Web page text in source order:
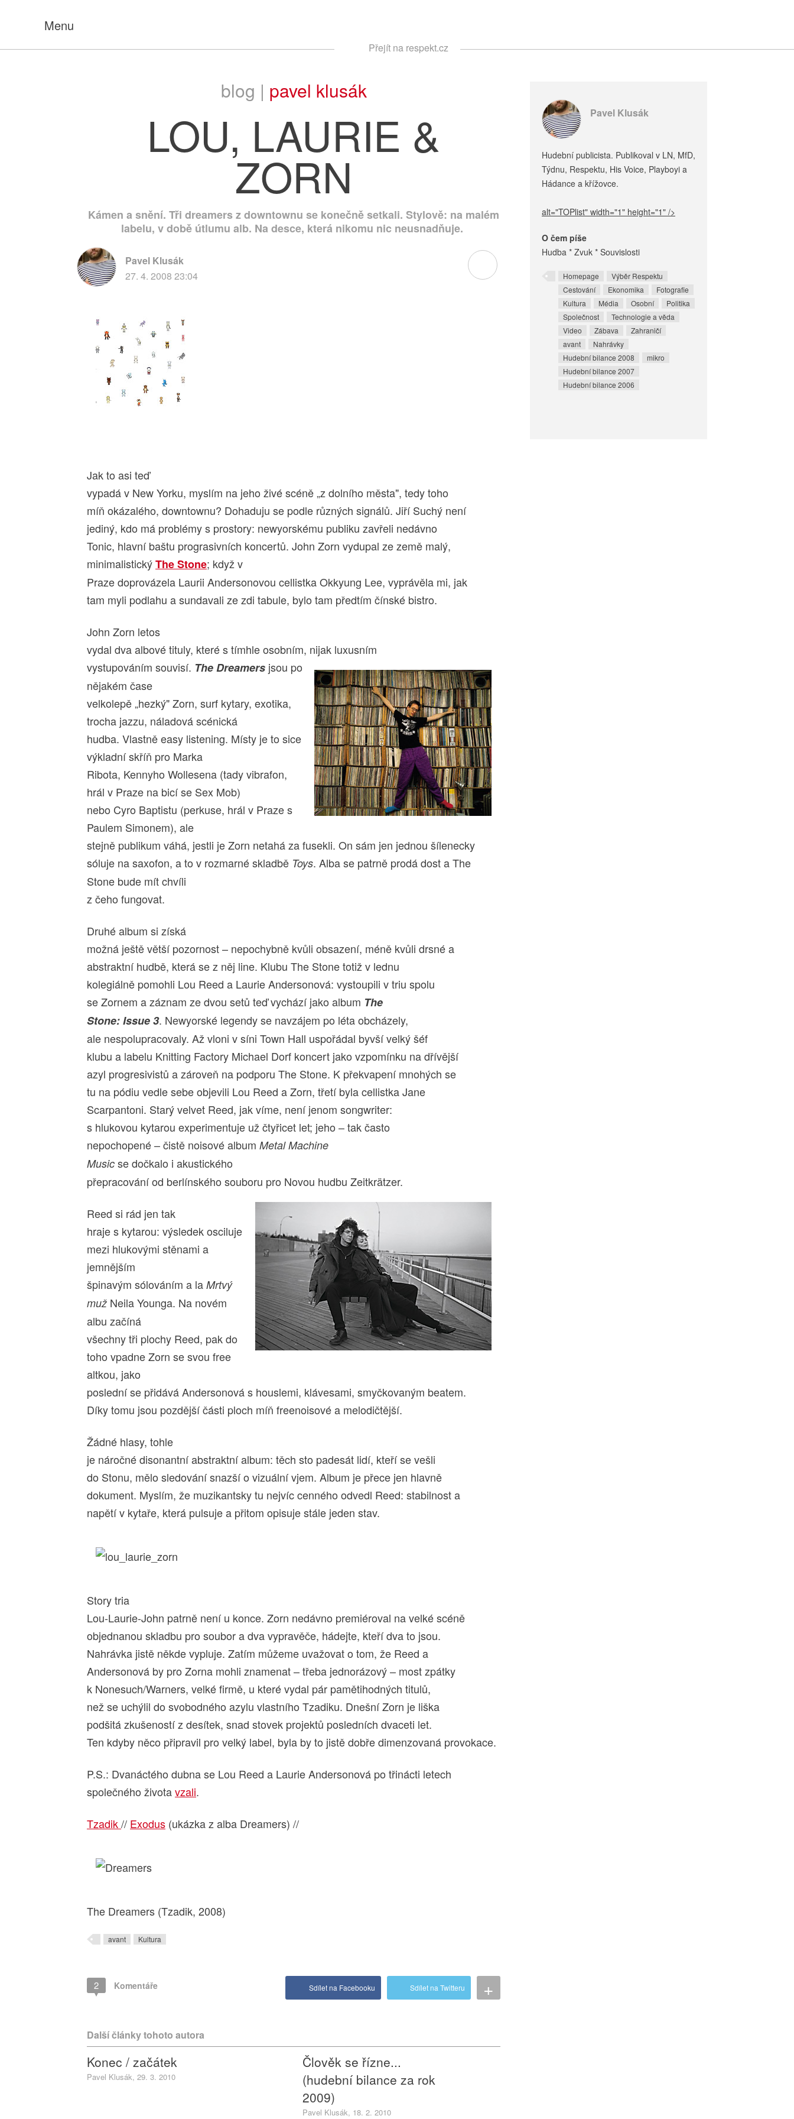
Menu
Přejít na respekt.cz
blog | pavel klusák
LOU, LAURIE &
ZORN
Kámen a snění. Tři dreamers z downtownu se konečně setkali. Stylově: na malém
labelu, v době útlumu alb. Na desce, která nikomu nic neusnadňuje.
Pavel Klusák
27. 4. 2008 23:04
Jak to asi teď
vypadá v New Yorku, myslím na jeho živé scéně „z dolního města", tedy toho
míň okázalého, downtownu? Dohaduju se podle různých signálů. Jiří Suchý není
jediný, kdo má problémy s prostory: newyorskému publiku zavřeli nedávno
Tonic, hlavní baštu prograsivních koncertů. John Zorn vydupal ze země malý,
minimalistickýThe Stone; když v
Praze doprovázela Laurii Andersonovou cellistka Okkyung Lee, vyprávěla mi, jak
tam myli podlahu a sundavali ze zdi tabule, bylo tam předtím čínské bistro.
John Zorn letos
vydal dva albové tituly, které s tímhle osobním, nijak luxusním
vystupováním souvisí. The Dreamers jsou po
nějakém čase
velkolepě „hezký" Zorn, surf kytary, exotika,
trocha jazzu, náladová scénická
hudba. Vlastně easy listening. Místy je to sice
výkladní skříň pro Marka
Ribota, Kennyho Wollesena (tady vibrafon,
hrál v Praze na bicí se Sex Mob)
nebo Cyro Baptistu (perkuse, hrál v Praze s
Paulem Simonem), ale
stejně publikum váhá, jestli je Zorn netahá za fusekli. On sám jen jednou šílenecky
sóluje na saxofon, a to v rozmarné skladbě Toys. Alba se patrně prodá dost a The
Stone bude mít chvíli
z čeho fungovat.
Druhé album si získá
možná ještě větší pozornost – nepochybně kvůli obsazení, méně kvůli drsné a
abstraktní hudbě, která se z něj line. Klubu The Stone totiž v lednu
kolegiálně pomohli Lou Reed a Laurie Andersonová: vystoupili v triu spolu
se Zornem a záznam ze dvou setů teď vychází jako album The
Stone: Issue 3. Newyorské legendy se navzájem po léta obcházely,
ale nespolupracovaly. Až vloni v síni Town Hall uspořádal byvší velký šéf
klubu a labelu Knitting Factory Michael Dorf koncert jako vzpomínku na dřívější
azyl progresivistů a zároveň na podporu The Stone. K překvapení mnohých se
tu na pódiu vedle sebe objevili Lou Reed a Zorn, třetí byla cellistka Jane
Scarpantoni. Starý velvet Reed, jak víme, není jenom songwriter:
s hlukovou kytarou experimentuje už čtyřicet let; jeho – tak často
nepochopené – čistě noisové album Metal Machine
Music se dočkalo i akustického
přepracování od berlínského souboru pro Novou hudbu Zeitkrätzer.
Reed si rád jen tak
hraje s kytarou: výsledek osciluje
mezi hlukovými stěnami a
jemnějším
špinavým sólováním a la Mrtvý
muž Neila Younga. Na novém
albu začíná
všechny tři plochy Reed, pak do
toho vpadne Zorn se svou free
altkou, jako
poslední se přidává Andersonová s houslemi, klávesami, smyčkovaným beatem.
Díky tomu jsou pozdější části ploch míň freenoisové a melodičtější.
Žádné hlasy, tohle
je náročné disonantní abstraktní album: těch sto padesát lidí, kteří se vešli
do Stonu, mělo sledování snazší o vizuální vjem. Album je přece jen hlavně
dokument. Myslím, že muzikantsky tu nejvíc cenného odvedl Reed: stabilnost a
napětí v kytaře, která pulsuje a přitom opisuje stále jeden stav.
Story tria
Lou-Laurie-John patrně není u konce. Zorn nedávno premiéroval na velké scéně
objednanou skladbu pro soubor a dva vypravěče, hádejte, kteří dva to jsou.
Nahrávka jistě někde vypluje. Zatím můžeme uvažovat o tom, že Reed a
Andersonová by pro Zorna mohli znamenat – třeba jednorázový – most zpátky
k Nonesuch/Warners, velké firmě, u které vydal pár pamětihodných titulů,
než se uchýlil do svobodného azylu vlastního Tzadiku. Dnešní Zorn je liška
podšitá zkušeností z desítek, snad stovek projektů posledních dvaceti let.
Ten kdyby něco připravil pro velký label, byla by to jistě dobře dimenzovaná provokace.
P.S.: Dvanáctého dubna se Lou Reed a Laurie Andersonová po třinácti letech
společného životavzali.
Tzadik// Exodus (ukázka z alba Dreamers) //
The Dreamers (Tzadik, 2008)
avant Kultura
2 Komentáře +
Sdílet na Twitteru
Sdílet na Facebooku
Další články tohoto autora
Konec / začátek
Pavel Klusák, 29. 3. 2010
Člověk se řízne...
(hudební bilance za rok
2009)
Pavel Klusák, 18. 2. 2010
Pavel Klusák
Hudební publicista. Publikoval v LN, MfD,
Týdnu, Respektu, His Voice, Playboyi a
Hádance a křížovce.
alt="TOPlist" width="1" height="1" />
O čem píše
Hudba * Zvuk * Souvislosti
Homepage
Výběr Respektu
Cestování
Ekonomika
Fotografie
Kultura
Média Osobní
Politika
Společnost
Technologie a věda
Video
Zábava
Zahraničí
avant
Nahrávky
Hudební bilance 2008
mikro
Hudební bilance 2007
Hudební bilance 2006